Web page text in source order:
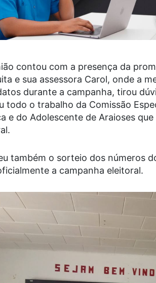
contou com a presença da
e sua assessora Carol, onde a
durante a campanha, tirou
todo o trabalho da Comissão
e do Adolescente de Araioses
também o sorteio dos números
a campanha eleitoral.